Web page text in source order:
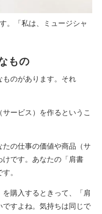
私は、ミュージシャ
もの
ものがあります。それ
ービス）を作るというこ
の仕事の価値や商品（サ
です。あなたの「肩書
。
購入するときって、「肩
すよね。気持ちは同じで